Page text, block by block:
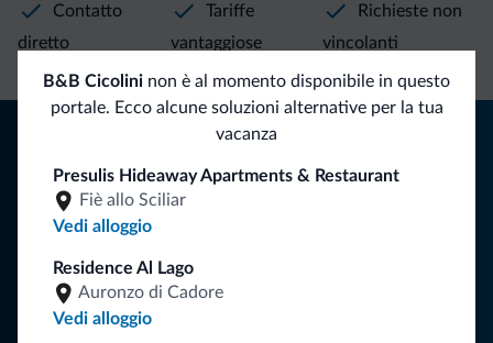
B&B Cicolini non è al momento disponibile in questo
portale. Ecco alcune soluzioni alternative per la tua
vacanza
Presulis Hideaway Apartments & Restaurant
Fiè allo Sciliar
Vedi alloggio
Residence Al Lago
Auronzo di Cadore
Vedi alloggio
Contatto
diretto
Tariffe
vantaggiose
Richieste non
vincolanti
Consigli dalle Dolomiti
Riceverai informazioni, offerte esclusive e news per la tua
vacanza nelle Dolomiti.
ISCRIVITI ALLA NEWSLETTER